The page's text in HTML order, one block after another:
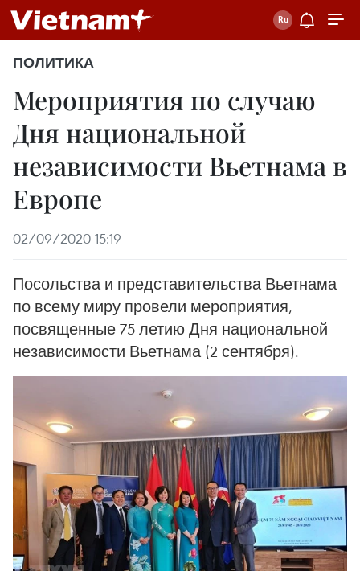
ПОЛИТИКА
Мероприятия по случаю
Дня национальной
независимости Вьетнама в
Европе
02/09/2020 15:19
Посольства и представительства Вьетнама
по всему миру провели мероприятия,
посвященные 75-летию Дня национальной
независимости Вьетнама (2 сентября).